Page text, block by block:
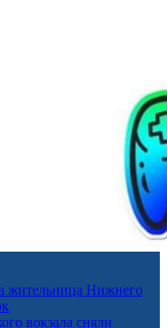
жительница Нижнего
вокзала сняли